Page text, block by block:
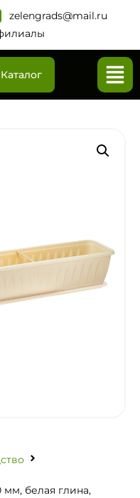
zelengrads@mail.ru
Каталог
белая глина,